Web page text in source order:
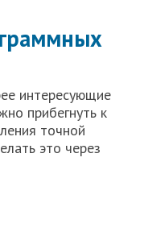
интересующие
прибегнуть к
точной
это через